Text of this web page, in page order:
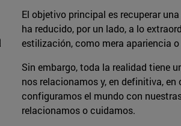
El objetivo principal es recuperar
ha reducido, por un lado, a lo
estilización, como mera apariencia
Sin embargo, toda la realidad tiene
nos relacionamos y, en definitiva,
configuramos el mundo con
relacionamos o cuidamos.